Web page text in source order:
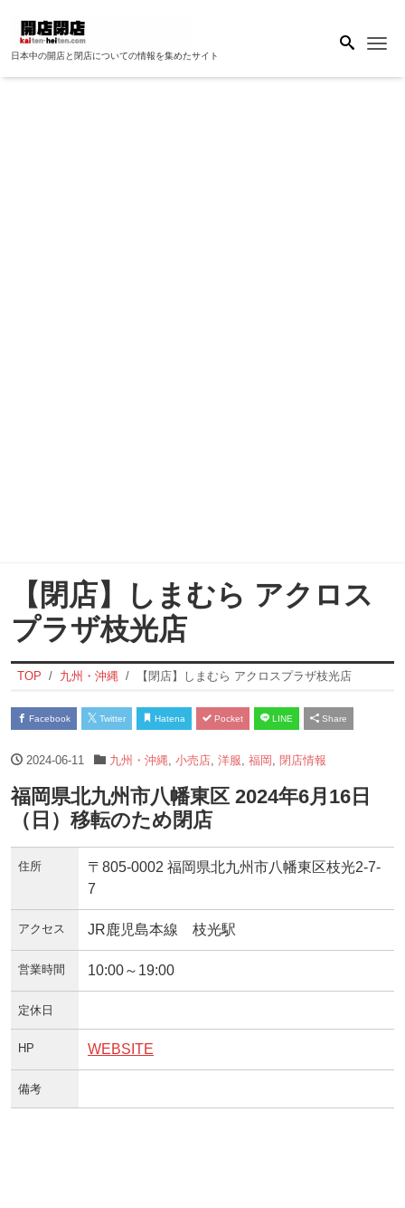
日本中の開店と閉店についての情報を集めたサイト
【閉店】しまむら アクロス
プラザ枝光店
TOP 九州・沖縄 【閉店】しまむら アクロスプラザ枝光店
Facebook Twitter Hatena Pocket LINE Share
2024-06-11 九州・沖縄 小売店, 洋服 福岡 閉店情報
福岡県北九州市八幡東区 2024年6月16日
（日）移転のため閉店
住所
〒805-0002 福岡県北九州市八幡東区枝光2-7-
7
アクセス JR鹿児島本線 枝光駅
営業時間 10:00～19:00
定休日
HP WEBSITE
備考